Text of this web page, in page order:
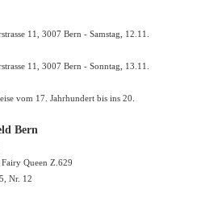
11, 3007 Bern - Samstag, 12.11.
11, 3007 Bern - Sonntag, 13.11.
vom 17. Jahrhundert bis ins 20.
Bern
Queen Z.629
Nr. 12